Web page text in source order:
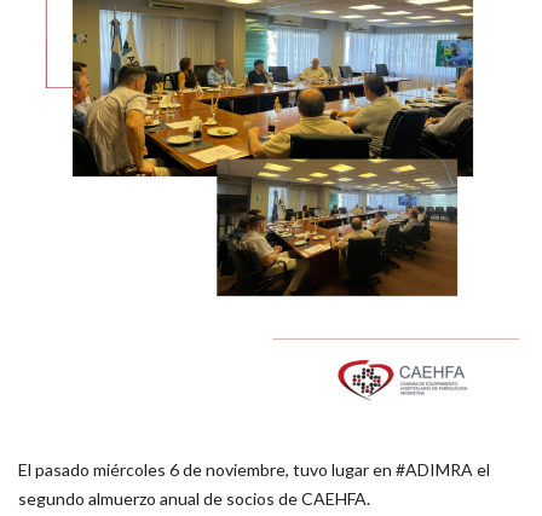
El pasado miércoles 6 de noviembre, tuvo lugar en #ADIMRA el
segundo almuerzo anual de socios de CAEHFA.